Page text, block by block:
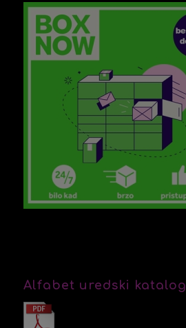
Alfabet uredski katalog